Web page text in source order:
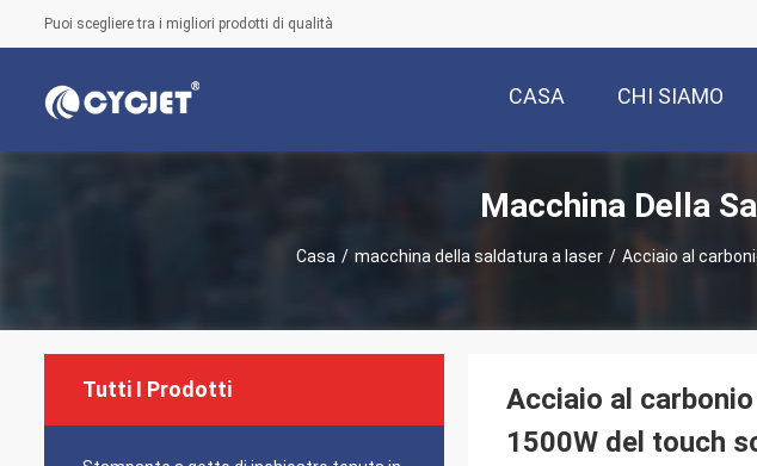
Puoi scegliere tra i migliori prodotti di qualità
CASA CHI SIAMO
Macchina Della
Casa / macchina della saldatura a laser / Acciaio al
Tutti I Prodotti
Acciaio al
1500W del touch